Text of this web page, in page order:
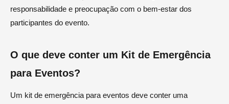
responsabilidade e preocupação com o bem-estar dos
participantes do evento.
O que deve conter um Kit de Emergência
para Eventos?
Um kit de emergência para eventos deve conter uma